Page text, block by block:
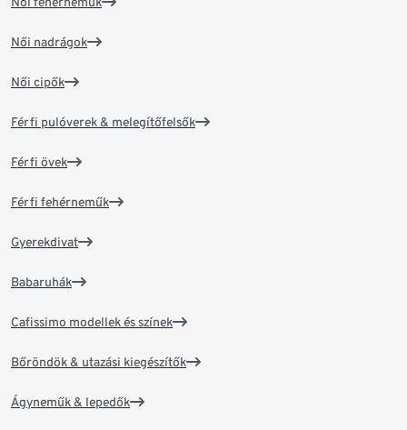
Női nadrágok
Női cipők
Férfi pulóverek & melegítőfelsők
Férfi övek
Férfi fehérneműk
Gyerekdivat
Babaruhák
Cafissimo modellek és színek
Bőröndök & utazási kiegészítők
Ágyneműk & lepedők